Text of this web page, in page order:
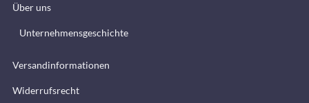
Über uns
Unternehmensgeschichte
Versandinformationen
Widerrufsrecht